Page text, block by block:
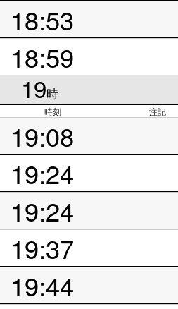
18:53
18:59
19時
時刻 注記
19:08
19:24
19:24
19:37
19:44